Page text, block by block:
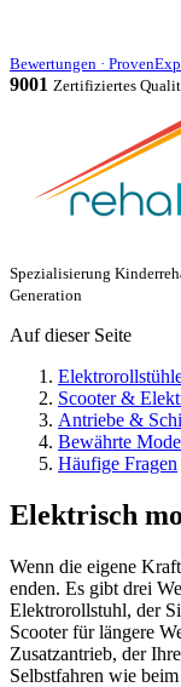
Bewertungen ·
9001 Zertifiziertes
Spezialisierung
Generation
Auf dieser Seite
Scooter &
Antriebe &
Bewährte
Häufige Fragen
Elektrisch
Wenn die eigene
enden. Es gibt drei
Elektrorollstuhl, der
Scooter für längere
Zusatzantrieb, der
Selbstfahren wie